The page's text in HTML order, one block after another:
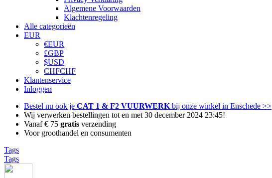
Algemene Voorwaarden
Klachtenregeling
Alle categorieën
EUR
€EUR
£GBP
$USD
CHFCHF
Klantenservice
Inloggen
Bestel nu ook je CAT 1 & F2 VUURWERK bij onze winkel in Enschede >>
Wij verwerken bestellingen tot en met 30 december 2024 23:45!
Vanaf € 75 gratis verzending
Voor groothandel en consumenten
Tags
Tags